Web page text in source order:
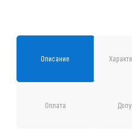
Описание
Оплата